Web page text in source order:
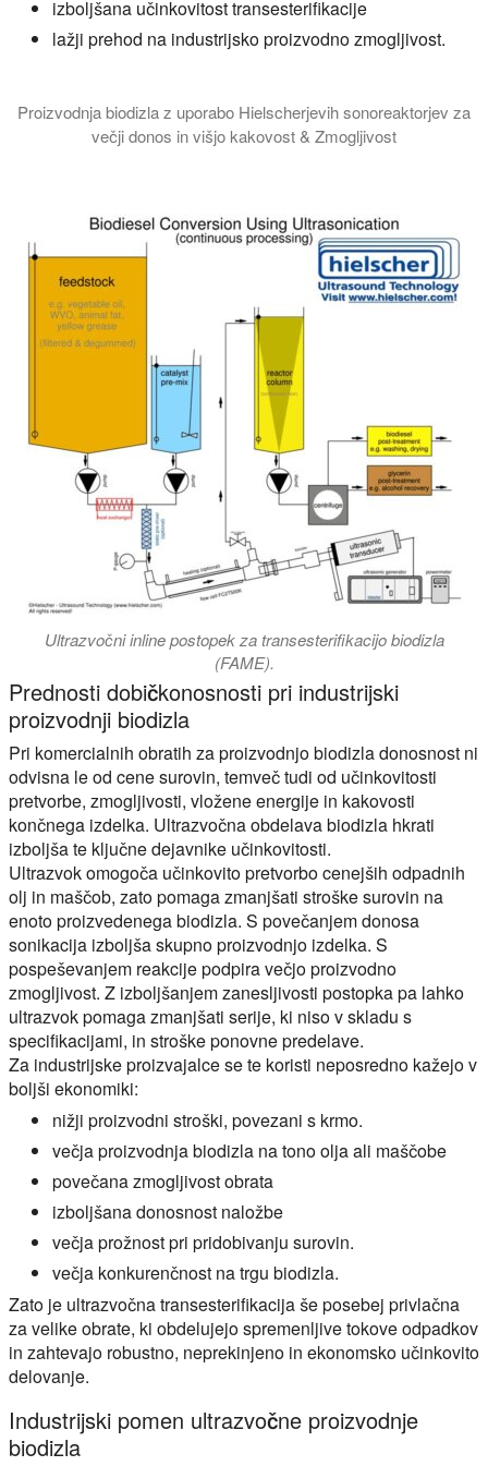
izboljšana učinkovitost transesterifikacije
lažji prehod na industrijsko proizvodno zmogljivost.
Proizvodnja biodizla z uporabo Hielscherjevih sonoreaktorjev za
večji donos in višjo kakovost & Zmogljivost
Ultrazvočni inline postopek za transesterifikacijo biodizla
(FAME).
Prednosti dobičkonosnosti pri industrijski
proizvodnji biodizla
Pri komercialnih obratih za proizvodnjo biodizla donosnost ni
odvisna le od cene surovin, temveč tudi od učinkovitosti
pretvorbe, zmogljivosti, vložene energije in kakovosti
končnega izdelka. Ultrazvočna obdelava biodizla hkrati
izboljša te ključne dejavnike učinkovitosti.
Ultrazvok omogoča učinkovito pretvorbo cenejših odpadnih
olj in maščob, zato pomaga zmanjšati stroške surovin na
enoto proizvedenega biodizla. S povečanjem donosa
sonikacija izboljša skupno proizvodnjo izdelka. S
pospeševanjem reakcije podpira večjo proizvodno
zmogljivost. Z izboljšanjem zanesljivosti postopka pa lahko
ultrazvok pomaga zmanjšati serije, ki niso v skladu s
specifikacijami, in stroške ponovne predelave.
Za industrijske proizvajalce se te koristi neposredno kažejo v
boljši ekonomiki:
nižji proizvodni stroški, povezani s krmo.
večja proizvodnja biodizla na tono olja ali maščobe
povečana zmogljivost obrata
izboljšana donosnost naložbe
večja prožnost pri pridobivanju surovin.
večja konkurenčnost na trgu biodizla.
Zato je ultrazvočna transesterifikacija še posebej privlačna
za velike obrate, ki obdelujejo spremenljive tokove odpadkov
in zahtevajo robustno, neprekinjeno in ekonomsko učinkovito
delovanje.
Industrijski pomen ultrazvočne proizvodnje
biodizla